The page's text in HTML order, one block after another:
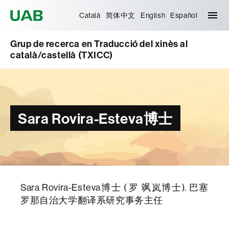
Català 简体中文 English Español
Grup de recerca en Traducció del xinès al
català/castellà (TXICC)
Sara Rovira-Esteva博士
Sara Rovira-Esteva博士 ( 罗 飒岚博士). 巴塞
罗那自治大学翻译系研究事务主任